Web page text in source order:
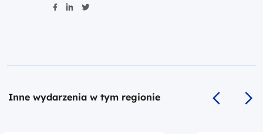
Inne wydarzenia w tym regionie
Poprzedni